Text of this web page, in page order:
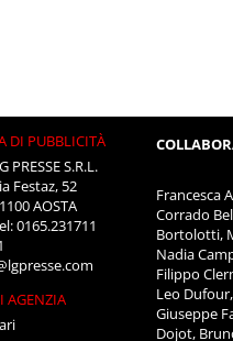
DI PUBBLICITÀ
PRESSE S.R.L.
Festaz, 52
AOSTA
0165.231711
AGENZIA
Francesca
Corrado
Bortolotti,
Nadia
Filippo
Leo
Giuseppe
Dojot,